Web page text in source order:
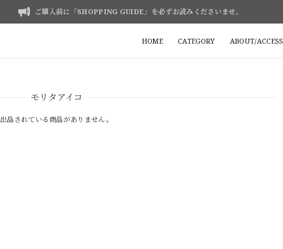
ご購入前に「SHOPPING GUIDE」を必ずお読みくださいませ。
HOME CATEGORY ABOUT/ACCESS
モリタアイコ
出品されている商品がありません。